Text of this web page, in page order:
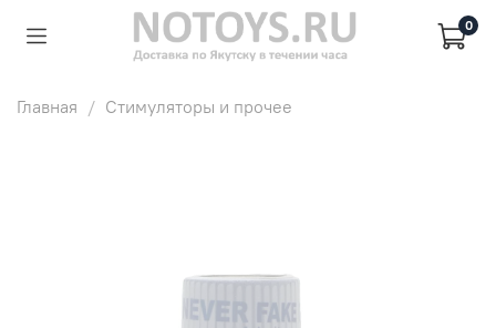
0
Главная Стимуляторы и прочее